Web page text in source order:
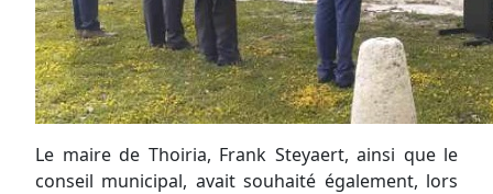
Le maire de Thoiria, Frank Steyaert, ainsi que le
conseil municipal, avait souhaité également, lors